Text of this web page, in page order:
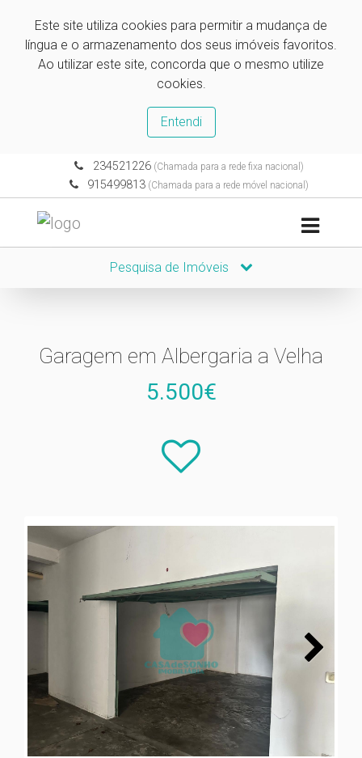
Este site utiliza cookies para permitir a mudança de
língua e o armazenamento dos seus imóveis favoritos.
Ao utilizar este site, concorda que o mesmo utilize
cookies.
Entendi
234521226(Chamada para a rede fixa nacional)
915499813 (Chamada para a rede móvel nacional)
Pesquisa de Imóveis
Garagem em Albergaria a Velha
5.500€
Next